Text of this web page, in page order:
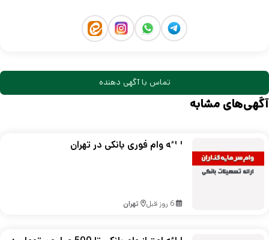
تماس با آگهی دهنده
آگهی‌های مشابه
ارائه وام فوری بانکی در تهران
6 روز قبل تهران